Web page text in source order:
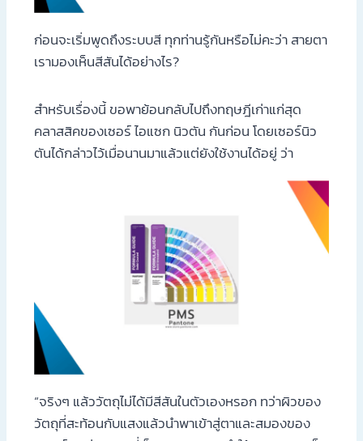
ก่อนจะเริ่มพูดถึงระบบสี ทุกท่านรู้กันหรือไม่คะว่า สายตา
เรามองเห็นสีสันได้อย่างไร?
สำหรับเรื่องนี้ ขอพาย้อนกลับไปถึงทฤษฎีเก่าแก่สุด
คลาสสิคของเซอร์ ไอแซก นิวตัน กันก่อน โดยเซอร์นิว
ตันได้กล่าวไว้เมื่อนานมาแล้วแต่ยังใช้งานได้อยู่ ว่า
“จริงๆ แล้ววัตถุไม่ได้มีสีสันในตัวเองหรอก ทว่าผิวของ
วัตถุที่สะท้อนกับแสงแล้วนำพาเข้าสู่ตาและสมองของ